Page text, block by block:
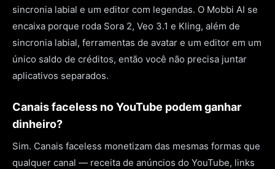
sincronia labial e um editor com legendas. O Mobbi AI se
encaixa porque roda Sora 2, Veo 3.1 e Kling, além de
sincronia labial, ferramentas de avatar e um editor em um
único saldo de créditos, então você não precisa juntar
aplicativos separados.
Canais faceless no YouTube podem ganhar
dinheiro?
Sim. Canais faceless monetizam das mesmas formas que
qualquer canal — receita de anúncios do YouTube, links